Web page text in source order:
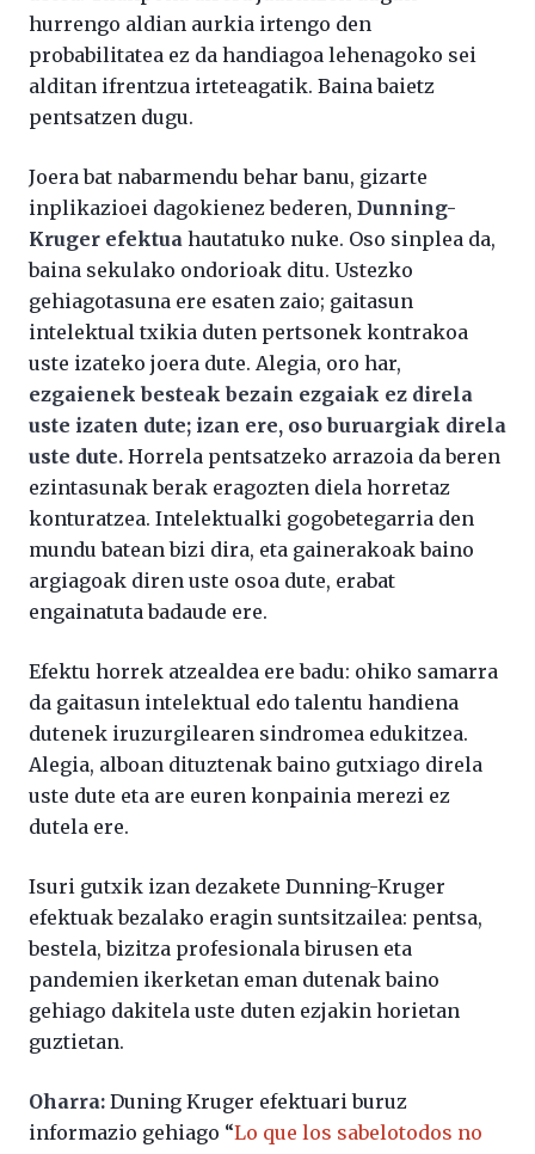
hurrengo aldian aurkia irtengo den
probabilitatea ez da handiagoa lehenagoko sei
alditan ifrentzua irteteagatik. Baina baietz
pentsatzen dugu.
Joera bat nabarmendu behar banu, gizarte
inplikazioei dagokienez bederen, Dunning-
Kruger efektua hautatuko nuke. Oso sinplea da,
baina sekulako ondorioak ditu. Ustezko
gehiagotasuna ere esaten zaio; gaitasun
intelektual txikia duten pertsonek kontrakoa
uste izateko joera dute. Alegia, oro har,
ezgaienek besteak bezain ezgaiak ez direla
uste izaten dute; izan ere, oso buruargiak direla
uste dute. Horrela pentsatzeko arrazoia da beren
ezintasunak berak eragozten diela horretaz
konturatzea. Intelektualki gogobetegarria den
mundu batean bizi dira, eta gainerakoak baino
argiagoak diren uste osoa dute, erabat
engainatuta badaude ere.
Efektu horrek atzealdea ere badu: ohiko samarra
da gaitasun intelektual edo talentu handiena
dutenek iruzurgilearen sindromea edukitzea.
Alegia, alboan dituztenak baino gutxiago direla
uste dute eta are euren konpainia merezi ez
dutela ere.
Isuri gutxik izan dezakete Dunning-Kruger
efektuak bezalako eragin suntsitzailea: pentsa,
bestela, bizitza profesionala birusen eta
pandemien ikerketan eman dutenak baino
gehiago dakitela uste duten ezjakin horietan
guztietan.
Oharra: Duning Kruger efektuari buruz
informazio gehiago “Lo que los sabelotodos no